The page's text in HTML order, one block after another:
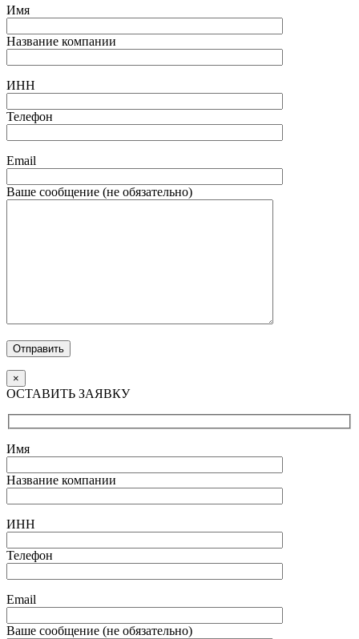
Имя
Название компании
ИНН
Телефон
Email
Ваше сообщение (не обязательно)
Отправить
×
ОСТАВИТЬ ЗАЯВКУ
Имя
Название компании
ИНН
Телефон
Email
Ваше сообщение (не обязательно)